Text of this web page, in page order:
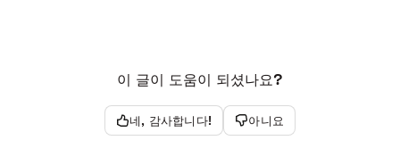
이 글이 도움이 되셨나요?
네, 감사합니다! 아니요